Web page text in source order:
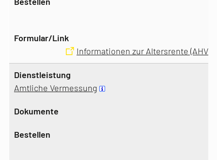
Informationen zur Altersrente (AHV)
Amtliche Vermessung